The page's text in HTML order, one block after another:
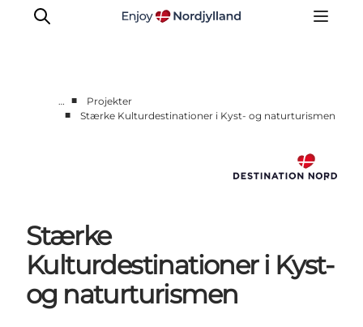
Bæredygtighed
Om os
… ■
Projekter
■
Stærke Kulturdestinationer i Kyst- og naturturismen
Stærke
Kulturdestinationer i Kyst-
og naturturismen